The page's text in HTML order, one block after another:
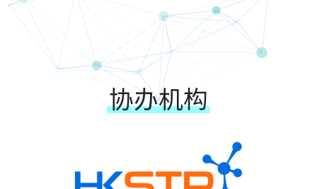
协办机构及夥伴
协办机构